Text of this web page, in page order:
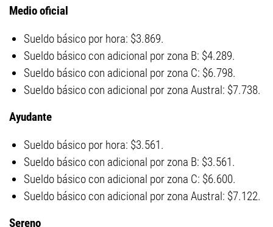
Medio oficial
Sueldo básico por hora: $3.869.
Sueldo básico con adicional por zona B: $4.289.
Sueldo básico con adicional por zona C: $6.798.
Sueldo básico con adicional por zona Austral: $7.738.
Ayudante
Sueldo básico por hora: $3.561.
Sueldo básico con adicional por zona B: $3.561.
Sueldo básico con adicional por zona C: $6.600.
Sueldo básico con adicional por zona Austral: $7.122.
Sereno